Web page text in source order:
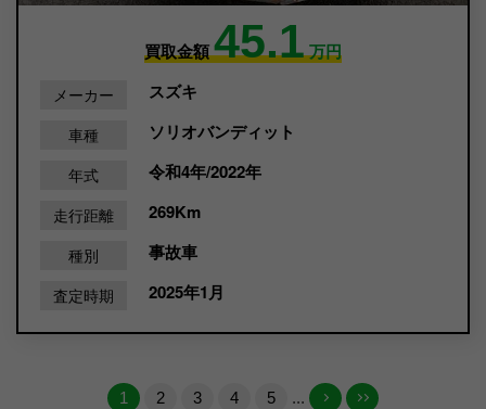
買取金額45.1万円
メーカー スズキ
車種 ソリオバンディット
年式 令和4年/2022年
走行距離 269Km
種別 事故車
査定時期 2025年1月
1 2 3 4 5 ...